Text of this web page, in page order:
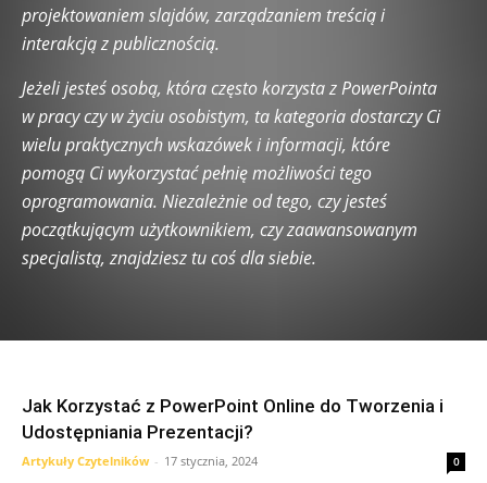
projektowaniem slajdów, zarządzaniem treścią i
interakcją z publicznością.
Jeżeli jesteś osobą, która często korzysta z PowerPointa
w pracy czy w życiu osobistym, ta kategoria dostarczy Ci
wielu praktycznych wskazówek i informacji, które
pomogą Ci wykorzystać pełnię możliwości tego
oprogramowania. Niezależnie od tego, czy jesteś
początkującym użytkownikiem, czy zaawansowanym
specjalistą, znajdziesz tu coś dla siebie.
Jak Korzystać z PowerPoint Online do Tworzenia i
Udostępniania Prezentacji?
Artykuły Czytelników - 17 stycznia, 2024 0